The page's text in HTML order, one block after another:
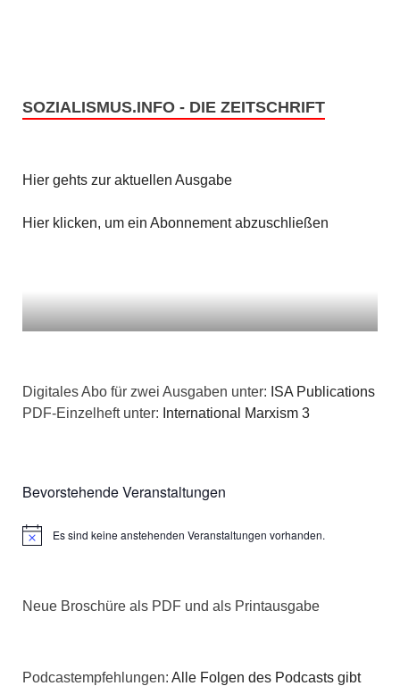
SOZIALISMUS.INFO - DIE ZEITSCHRIFT
Hier gehts zur aktuellen Ausgabe
Hier klicken, um ein Abonnement abzuschließen
Digitales Abo für zwei Ausgaben unter: ISA Publications
PDF-Einzelheft unter: International Marxism 3
Bevorstehende Veranstaltungen
HinweisEs sind keine anstehenden Veranstaltungen vorhanden.
Neue Broschüre als PDF und als Printausgabe
Podcastempfehlungen: Alle Folgen des Podcasts gibt